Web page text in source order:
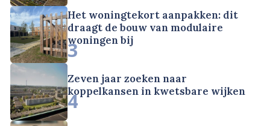
Het woningtekort aanpakken: dit
draagt de bouw van modulaire
woningen bij
3
Zeven jaar zoeken naar
koppelkansen in kwetsbare wijken
4